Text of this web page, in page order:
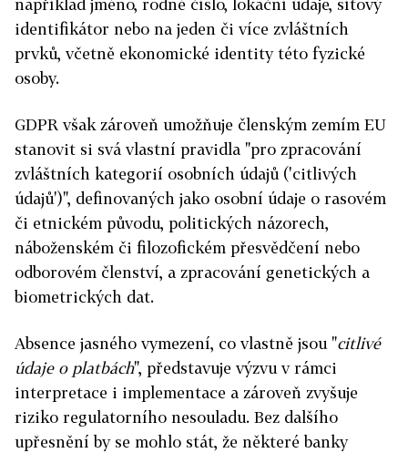
například jméno, rodné číslo, lokační údaje, síťový
identifikátor nebo na jeden či více zvláštních
prvků, včetně ekonomické identity této fyzické
osoby.
GDPR však zároveň umožňuje členským zemím EU
stanovit si svá vlastní pravidla "pro zpracování
zvláštních kategorií osobních údajů ('citlivých
údajů')", definovaných jako osobní údaje o rasovém
či etnickém původu, politických názorech,
náboženském či filozofickém přesvědčení nebo
odborovém členství, a zpracování genetických a
biometrických dat.
Absence jasného vymezení, co vlastně jsou "citlivé
údaje o platbách", představuje výzvu v rámci
interpretace i implementace a zároveň zvyšuje
riziko regulatorního nesouladu. Bez dalšího
upřesnění by se mohlo stát, že některé banky